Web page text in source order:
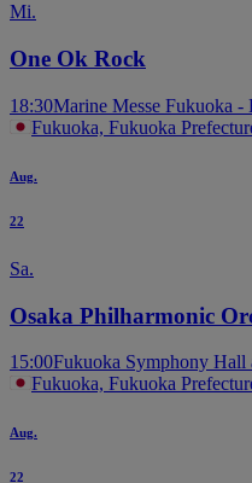
Mi.
One Ok Rock
18:30Marine Messe Fukuoka -
Fukuoka, Fukuoka
Aug.
22
Sa.
Osaka Philharmonic
15:00Fukuoka Symphony Hall
Fukuoka, Fukuoka
Aug.
22